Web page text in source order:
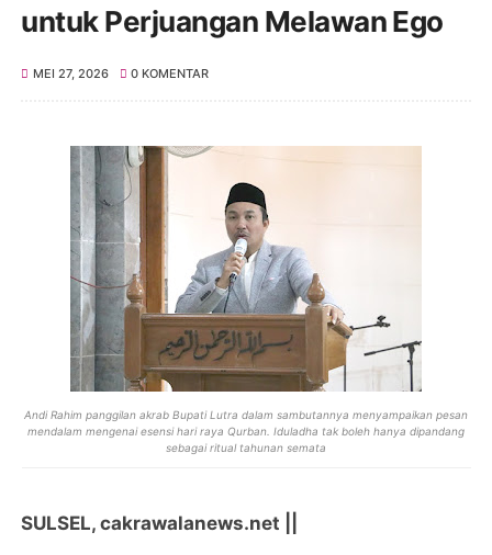
untuk Perjuangan Melawan Ego
MEI 27, 2026 0 KOMENTAR
Andi Rahim panggilan akrab Bupati Lutra dalam sambutannya menyampaikan pesan
mendalam mengenai esensi hari raya Qurban. Iduladha tak boleh hanya dipandang
sebagai ritual tahunan semata
SULSEL, cakrawalanews.net ||